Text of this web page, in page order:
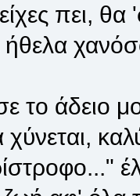
πει, θα
το άδειο